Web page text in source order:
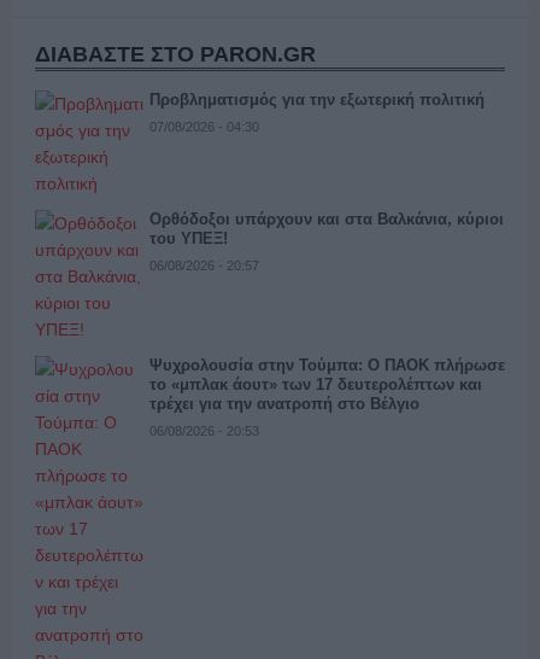
ΔΙΑΒΑΣΤΕ ΣΤΟ PARON.GR
Προβληματισμός για την εξωτερική πολιτική
07/08/2026 - 04:30
Ορθόδοξοι υπάρχουν και στα Βαλκάνια, κύριοι
του ΥΠΕΞ!
06/08/2026 - 20:57
Ψυχρολουσία στην Τούμπα: Ο ΠΑΟΚ πλήρωσε
το «μπλακ άουτ» των 17 δευτερολέπτων και
τρέχει για την ανατροπή στο Βέλγιο
06/08/2026 - 20:53